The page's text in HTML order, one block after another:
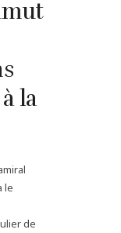
la
le
de